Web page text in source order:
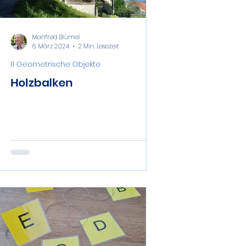
Holzbalken
I1 Geometrische Objekte
Manfred Blümel
6. März 2024
2 Min. Lesezeit